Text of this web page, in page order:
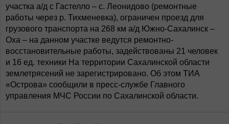
участка а/д с Гастелло – с. Леонидово (ремонтные
работы через р. Тихменевка), ограничен проезд для
грузового транспорта на 268 км а/д Южно-Сахалинск –
Оха – на данном участке ведутся ремонтно-
восстановительные работы, задействованы 21 человек
и 16 ед. техники На территории Сахалинской области
землетрясений не зарегистрировано. Об этом ТИА
«Острова» сообщили в пресс-службе Главного
управления МЧС России по Сахалинской области.